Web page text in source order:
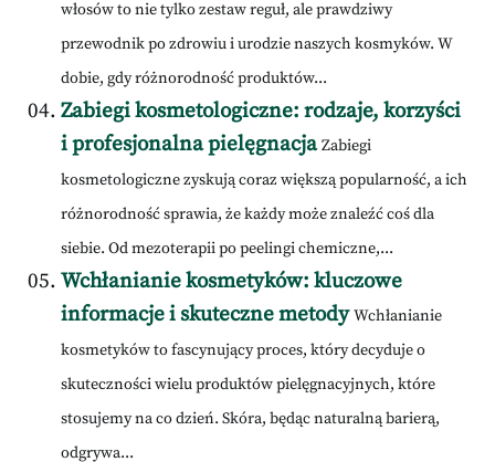
włosów to nie tylko zestaw reguł, ale prawdziwy
przewodnik po zdrowiu i urodzie naszych kosmyków. W
dobie, gdy różnorodność produktów...
Zabiegi kosmetologiczne: rodzaje, korzyści
i profesjonalna pielęgnacja Zabiegi
kosmetologiczne zyskują coraz większą popularność, a ich
różnorodność sprawia, że każdy może znaleźć coś dla
siebie. Od mezoterapii po peelingi chemiczne,...
Wchłanianie kosmetyków: kluczowe
informacje i skuteczne metody Wchłanianie
kosmetyków to fascynujący proces, który decyduje o
skuteczności wielu produktów pielęgnacyjnych, które
stosujemy na co dzień. Skóra, będąc naturalną barierą,
odgrywa...